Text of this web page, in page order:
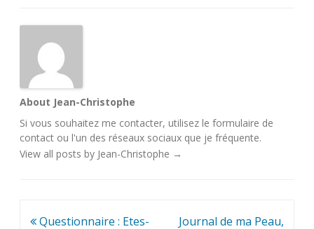
About Jean-Christophe
Si vous souhaitez me contacter, utilisez le formulaire de
contact ou l'un des réseaux sociaux que je fréquente.
View all posts by Jean-Christophe →
Navigation
Questionnaire : Etes-
Journal de ma Peau,